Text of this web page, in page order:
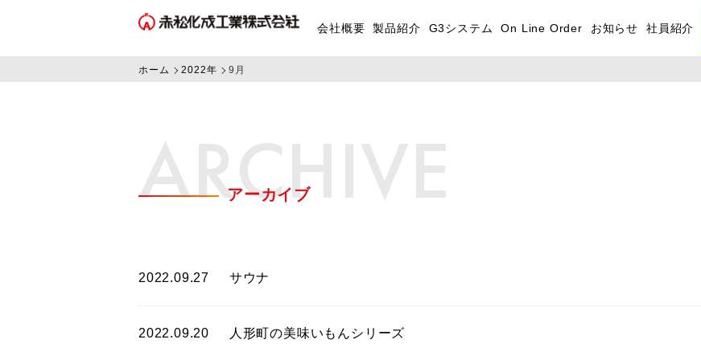
会社概要 製品紹介 G3システム On Line Order お知らせ
社員紹介
ホーム 2022年 9月
ARCHIVE
アーカイブ
2022.09.27 サウナ
2022.09.20 人形町の美味いもんシリーズ